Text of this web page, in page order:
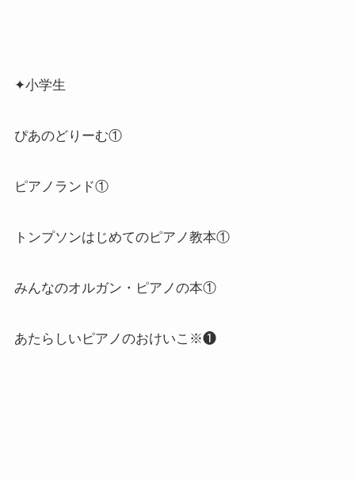
✦小学生
ぴあのどりーむ①
ピアノランド①
トンプソンはじめてのピアノ教本①
みんなのオルガン・ピアノの本①
あたらしいピアノのおけいこ※❶